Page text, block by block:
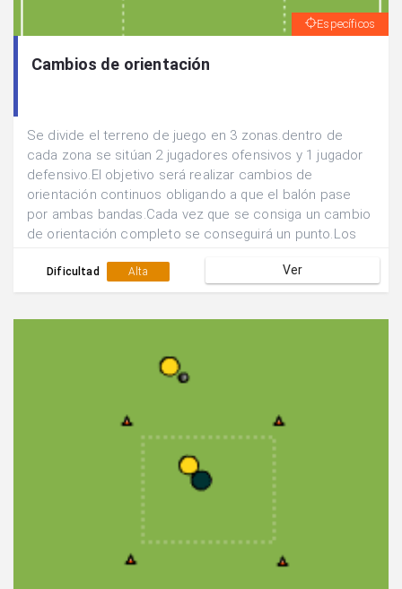
Específicos
Cambios de orientación
Se divide el terreno de juego en 3 zonas.dentro de
cada zona se sitúan 2 jugadores ofensivos y 1 jugador
defensivo.El objetivo será realizar cambios de
orientación continuos obligando a que el balón pase
por ambas bandas.Cada vez que se consiga un cambio
de orientación completo se conseguirá un punto.Los
jugadores atacantes.
Dificultad Alta Ver